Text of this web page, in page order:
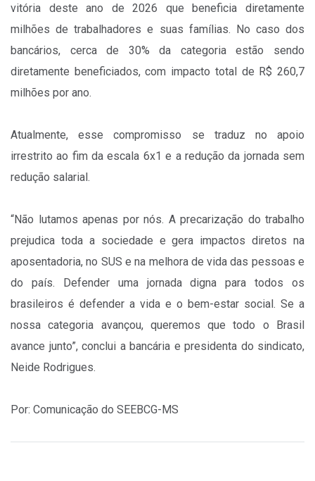
vitória deste ano de 2026 que beneficia diretamente
milhões de trabalhadores e suas famílias. No caso dos
bancários, cerca de 30% da categoria estão sendo
diretamente beneficiados, com impacto total de R$ 260,7
milhões por ano.
Atualmente, esse compromisso se traduz no apoio
irrestrito ao fim da escala 6x1 e a redução da jornada sem
redução salarial.
“Não lutamos apenas por nós. A precarização do trabalho
prejudica toda a sociedade e gera impactos diretos na
aposentadoria, no SUS e na melhora de vida das pessoas e
do país. Defender uma jornada digna para todos os
brasileiros é defender a vida e o bem-estar social. Se a
nossa categoria avançou, queremos que todo o Brasil
avance junto”, conclui a bancária e presidenta do sindicato,
Neide Rodrigues.
Por: Comunicação do SEEBCG-MS